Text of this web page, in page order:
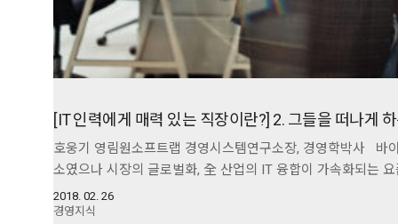
[IT 인력에게 매력 있는 직장이란?] 2. 그들을 떠나게
호웅기 영림원소프트랩 경영시스템연구소장, 경영학박사 바
소였으나 시장의 글로벌화, 全 산업의 IT 융합이 가속화되는
2018. 02. 26
경영지식